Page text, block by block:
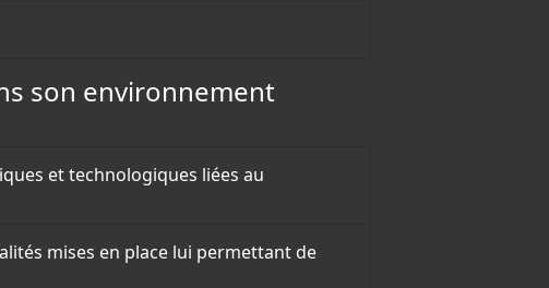
son environnement
et technologiques liées au
mises en place lui permettant de